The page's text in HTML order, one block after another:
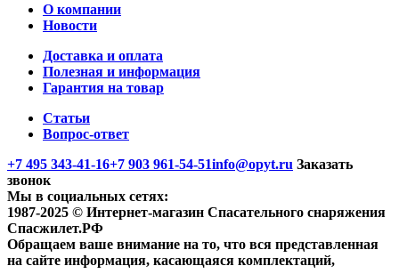
О компании
Новости
Доставка и оплата
Полезная и информация
Гарантия на товар
Статьи
Вопрос-ответ
+7 495 343-41-16+7 903 961-54-51info@opyt.ru Заказать
звонок
Мы в социальных сетях:
1987-2025 © Интернет-магазин Спасательного снаряжения
Спасжилет.РФ
Обращаем ваше внимание на то, что вся представленная
на сайте информация, касающаяся комплектаций,